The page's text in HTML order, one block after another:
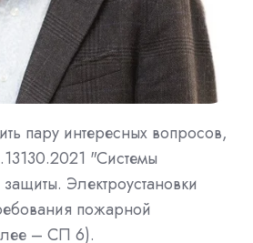
пару интересных вопросов,
"Системы
Электроустановки
пожарной
– СП 6).